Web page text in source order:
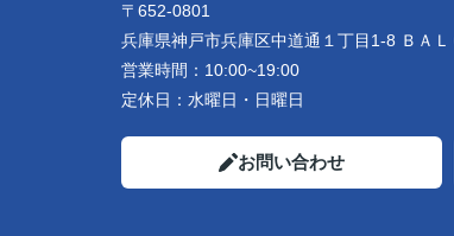
〒652-0801
兵庫県神戸市兵庫区中道通１丁目1-8 ＢＡ
営業時間： 10:00~19:00
定休日： 水曜日・日曜日
お問い合わせ